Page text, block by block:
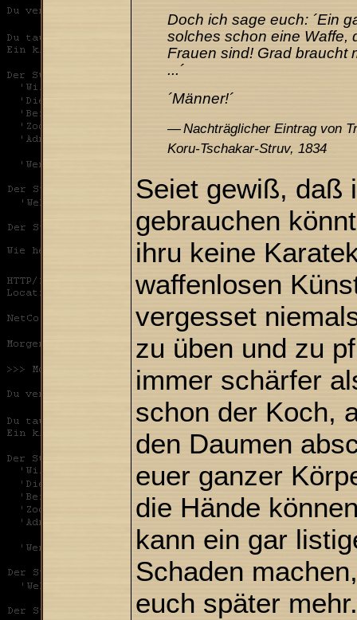
Doch ich sage euch: ´Ein
solches schon eine Waffe,
Frauen sind! Grad braucht
...´
´Männer!´
Nachträglicher Eintrag von
Koru-Tschakar-Struv, 1834
Seiet gewiß, daß
gebrauchen
ihru keine
waffenlosen
vergesset
zu üben und zu
immer schärfer
schon der Koch,
den Daumen
euer ganzer
die Hände
kann ein gar
Schaden
euch später mehr.